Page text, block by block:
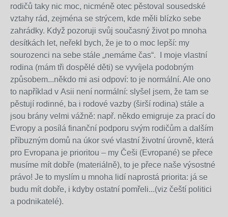
rodičů taky nic moc, nicméně otec pěstoval sousedské
vztahy rád, zejména se strýcem, kde měli blízko sebe
zahrádky. Když pozoruji svůj současný život po mnoha
desítkách let, neřekl bych, že je to o moc lepší: my
sourozenci na sebe stále „nemáme čas“. I moje vlastní
rodina (mám tři dospělé děti) se vyvíjela podobným
způsobem...někdo mi asi odpoví: to je normální. Ale ono
to například v Asii není normální: slyšel jsem, že tam se
pěstují rodinné, ba i rodové vazby (širší rodina) stále a
jsou brány velmi vážně: např. někdo emigruje za prací do
Evropy a posílá finanční podporu svým rodičům a dalším
příbuzným domů na úkor své vlastní životní úrovně, která
pro Evropana je prioritou – my Češi (Evropané) se přece
musíme mít dobře (materiálně), to je přece naše výsostné
právo! Je to myslím u mnoha lidí naprostá priorita: já se
budu mít dobře, i kdyby ostatní pomřeli...(viz čeští politici
a podnikatelé).